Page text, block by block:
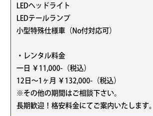
LEDヘッドライト
LEDテールランプ
小型特殊仕様車（No付対応可）
・レンタル料金
一日 ￥11,000-（税込）
12日～1ヶ月 ￥132,000-（税込）
※その他の期間はご相談下さい。
長期歓迎！格安料金にてご案内いたします。